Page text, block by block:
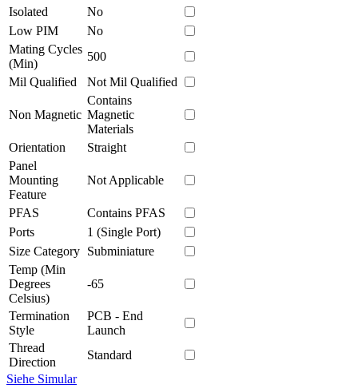
Isolated
No
Low PIM
No
Mating Cycles
(Min)
500
Mil Qualified
Not Mil Qualified
Non Magnetic
Contains
Magnetic
Materials
Orientation
Straight
Panel
Mounting
Feature
Not Applicable
PFAS
Contains PFAS
Ports
1 (Single Port)
Size Category Subminiature
Temp (Min
Degrees
Celsius)
-65
Termination
Style
PCB - End
Launch
Thread
Direction
Standard
Siehe Simular